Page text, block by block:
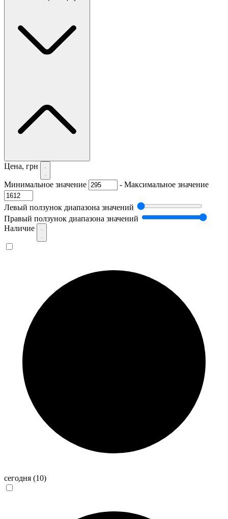
Цена, грн
Минимальное значение - Максимальное значение
Левый ползунок диапазона значений
Правый ползунок диапазона значений
Наличие
сегодня (10)